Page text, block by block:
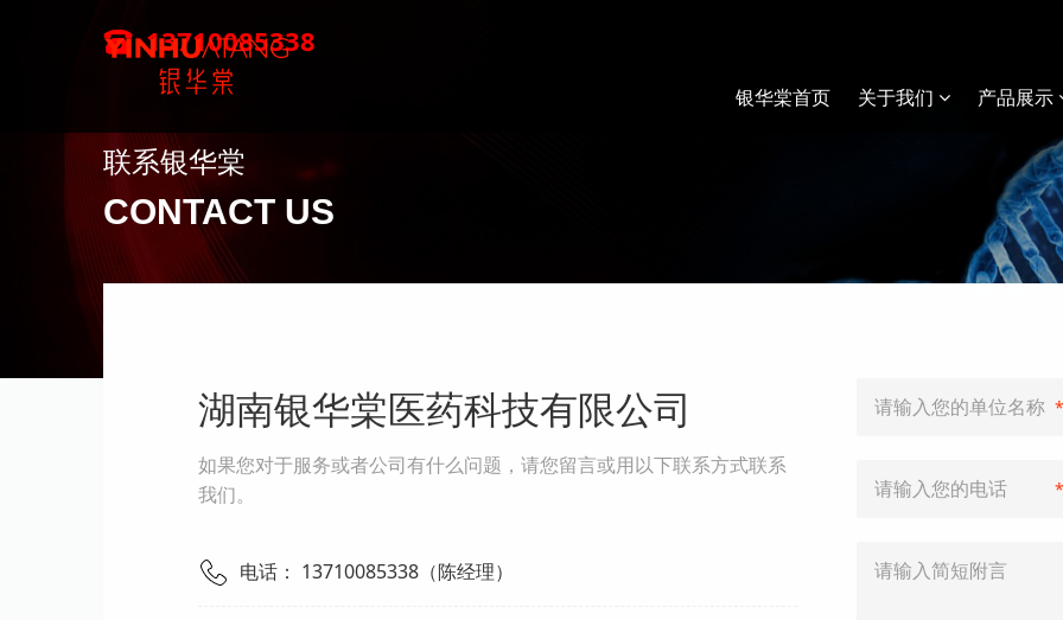
13710085338
银华棠首页 关于我们 产品展示
联系银华棠
CONTACT US
湖南银华棠医药科技有限公司
如果您对于服务或者公司有什么问题，请您留言或用以下联系方式联系
我们。
电话： 13710085338（陈经理）